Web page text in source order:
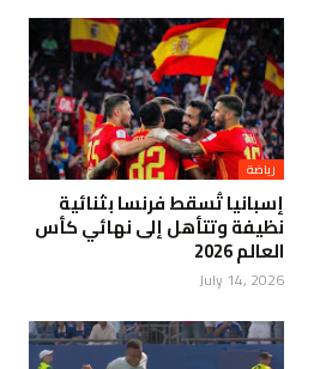
رياضة
إسبانيا تُسقط فرنسا بثنائية
نظيفة وتتأهل إلى نهائي كأس
العالم 2026
July 14, 2026